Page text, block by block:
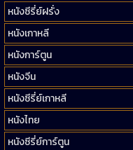
หนังซีรี่ย์ฝรั่ง
หนังเกาหลี
หนังการ์ตูน
หนังจีน
หนังซีรี่ย์เกาหลี
หนังไทย
หนังซีรี่ย์การ์ตูน